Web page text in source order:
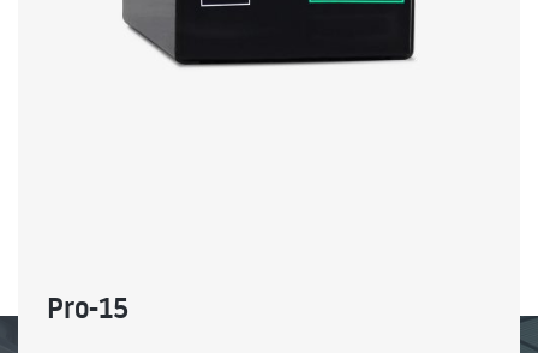
Pro-15